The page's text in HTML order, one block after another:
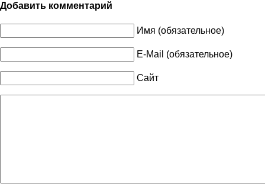
Добавить комментарий
Имя (обязательное)
E-Mail (обязательное)
Сайт